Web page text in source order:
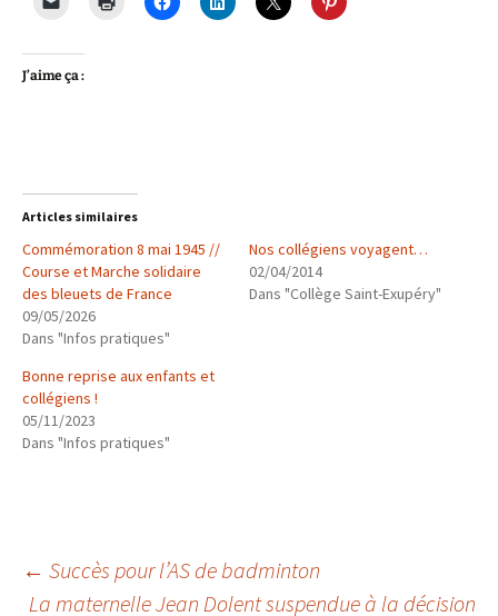
J’aime ça :
Articles similaires
Commémoration 8 mai 1945 //
Course et Marche solidaire
des bleuets de France
09/05/2026
Dans "Infos pratiques"
Nos collégiens voyagent…
02/04/2014
Dans "Collège Saint-Exupéry"
Bonne reprise aux enfants et
collégiens !
05/11/2023
Dans "Infos pratiques"
Navigation
← Succès pour l’AS de badminton
La maternelle Jean Dolent suspendue à la décision